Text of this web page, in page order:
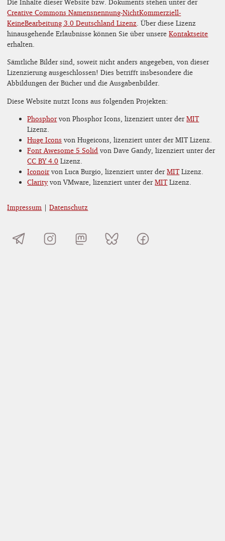
Die Inhalte dieser Website bzw. Dokuments stehen unter der
Creative Commons Namensnennung-NichtKommerziell-
KeineBearbeitung 3.0 Deutschland Lizenz . Über diese Lizenz
hinausgehende Erlaubnisse können Sie über unsereKontaktseite
erhalten.
Sämtliche Bilder sind, soweit nicht anders angegeben, von dieser
Lizenzierung ausgeschlossen! Dies betrifft insbesondere die
Abbildungen der Bücher und die Ausgabenbilder.
Diese Website nutzt Icons aus folgenden Projekten:
Phosphorvon Phosphor Icons, lizenziert unter derMIT
Lizenz.
Huge Icons von Hugeicons, lizenziert unter der MIT Lizenz.
Font Awesome 5 Solid von Dave Gandy, lizenziert unter der
CC BY 4.0 Lizenz.
Iconoirvon Luca Burgio, lizenziert unter derMITLizenz.
Clarityvon VMware, lizenziert unter derMITLizenz.
Impressum |Datenschutz